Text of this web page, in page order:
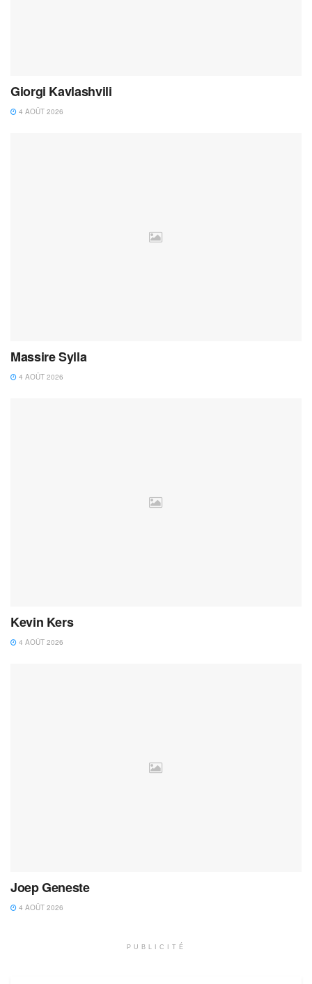
Giorgi Kavlashvili
4 AOÛT 2026
Massire Sylla
4 AOÛT 2026
Kevin Kers
4 AOÛT 2026
Joep Geneste
4 AOÛT 2026
PUBLICITÉ